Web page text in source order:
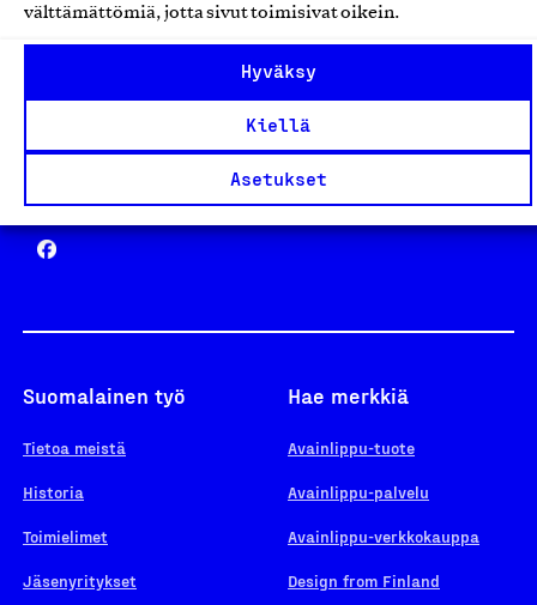
välttämättömiä, jotta sivut toimisivat oikein.
Hyväksy
Kiellä
Asetukset
Yhteiskunnallinen Yritys -merkki
Suomalainen työ
Tietoa meistä
Historia
Toimielimet
Jäsenyritykset
Hae merkkiä
Avainlippu-tuote
Avainlippu-palvelu
Avainlippu-verkkokauppa
Design from Finland